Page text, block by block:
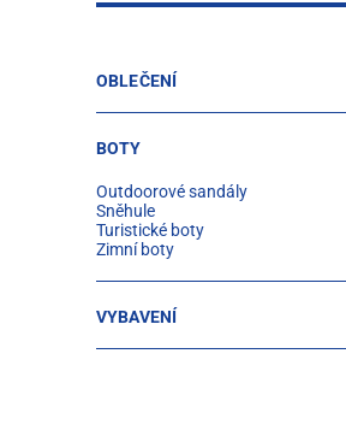
OBLEČENÍ
BOTY
Outdoorové sandály
Sněhule
Turistické boty
Zimní boty
VYBAVENÍ